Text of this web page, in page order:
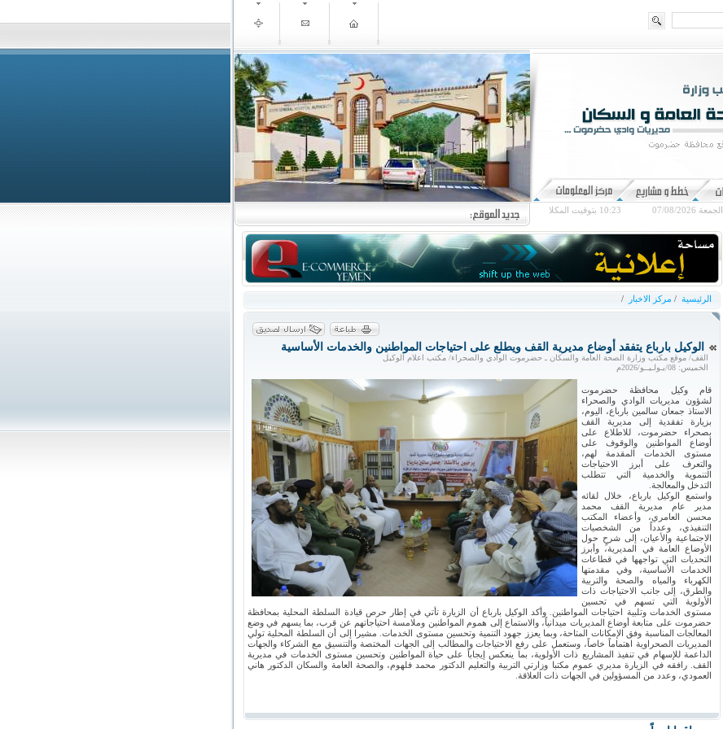
الجمعة 07/08/2026 10:23 بتوقيت المكلا
الرئيسية / مركز الاخبار /
الوكيل بارباع يتفقد أوضاع مديرية القف ويطلع على احتياجات المواطنين والخدمات الأساسية
القف/ موقع مكتب وزارة الصحة العامة والسكان ـ حضرموت الوادي والصحراء/ مكتب اعلام الوكيل
الخميس: 08/يـولـيــو/2026م
قام وكيل محافظة حضرموت
لشؤون مديريات الوادي والصحراء
الاستاذ جمعان سالمين بارباع، اليوم،
بزيارة تفقدية إلى مديرية القف
بصحراء حضرموت، للاطلاع على
أوضاع المواطنين والوقوف على
مستوى الخدمات المقدمة لهم،
والتعرف على أبرز الاحتياجات
التنموية والخدمية التي تتطلب
التدخل والمعالجة.
واستمع الوكيل بارباع، خلال لقائه
مدير عام مديرية القف محمد
محسن العامري، وأعضاء المكتب
التنفيذي، وعدداً من الشخصيات
الاجتماعية والأعيان، إلى شرحٍ حول
الأوضاع العامة في المديرية، وأبرز
التحديات التي تواجهها في قطاعات
الخدمات الأساسية، وفي مقدمتها
الكهرباء والمياه والصحة والتربية
والطرق، إلى جانب الاحتياجات ذات
الأولوية التي تسهم في تحسين
مستوى الخدمات وتلبية احتياجات المواطنين. وأكد الوكيل بارباع أن الزيارة تأتي في إطار حرص قيادة السلطة المحلية بمحافظة
حضرموت على متابعة أوضاع المديريات ميدانياً، والاستماع إلى هموم المواطنين وملامسة احتياجاتهم عن قرب، بما يسهم في وضع
المعالجات المناسبة وفق الإمكانات المتاحة، وبما يعزز جهود التنمية وتحسين مستوى الخدمات. مشيرا إلى أن السلطة المحلية تولي
المديريات الصحراوية اهتماماً خاصاً، وستعمل على رفع الاحتياجات والمطالب إلى الجهات المختصة والتنسيق مع الشركاء والجهات
الداعمة للإسهام في تنفيذ المشاريع ذات الأولوية، بما ينعكس إيجاباً على حياة المواطنين وتحسين مستوى الخدمات في مديرية
القف. رافقه في الزيارة مديري عموم مكتبا وزارتي التربية والتعليم الدكتور محمد فلهوم، والصحة العامة والسكان الدكتور هاني
العمودي، وعدد من المسؤولين في الجهات ذات العلاقة.